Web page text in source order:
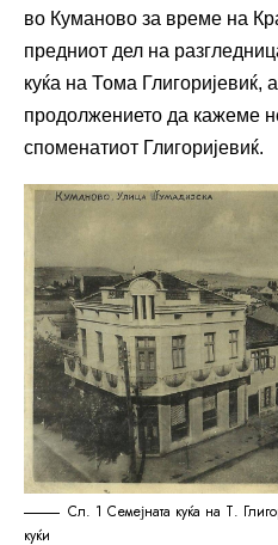
во Куманово за време на
предниот дел на
куќа на Тома Глигоријевиќ,
продолжението да кажеме
споменатиот Глигоријевиќ.
Сл. 1 Семејната куќа на Т.
куќи